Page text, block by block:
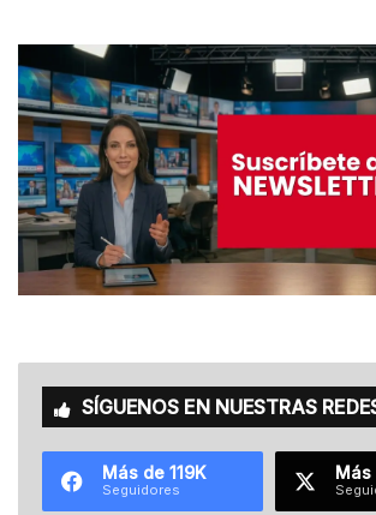
SÍGUENOS EN NUESTRAS
Más de 119K
Seguidores
Más